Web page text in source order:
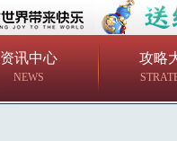
资讯中心
NEWS
攻略